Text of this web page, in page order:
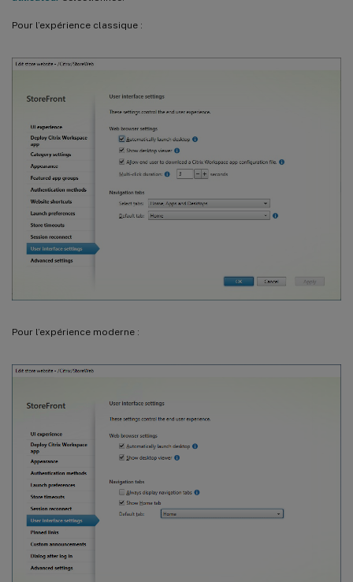
Pour l’expérience classique :
Pour l’expérience moderne :